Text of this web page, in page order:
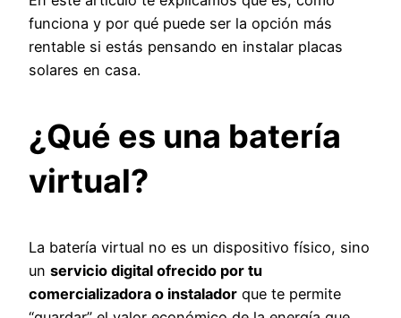
funciona y por qué puede ser la opción más
rentable si estás pensando en instalar placas
solares en casa.
¿Qué es una batería
virtual?
La batería virtual no es un dispositivo físico, sino
un servicio digital ofrecido por tu
comercializadora o instalador que te permite